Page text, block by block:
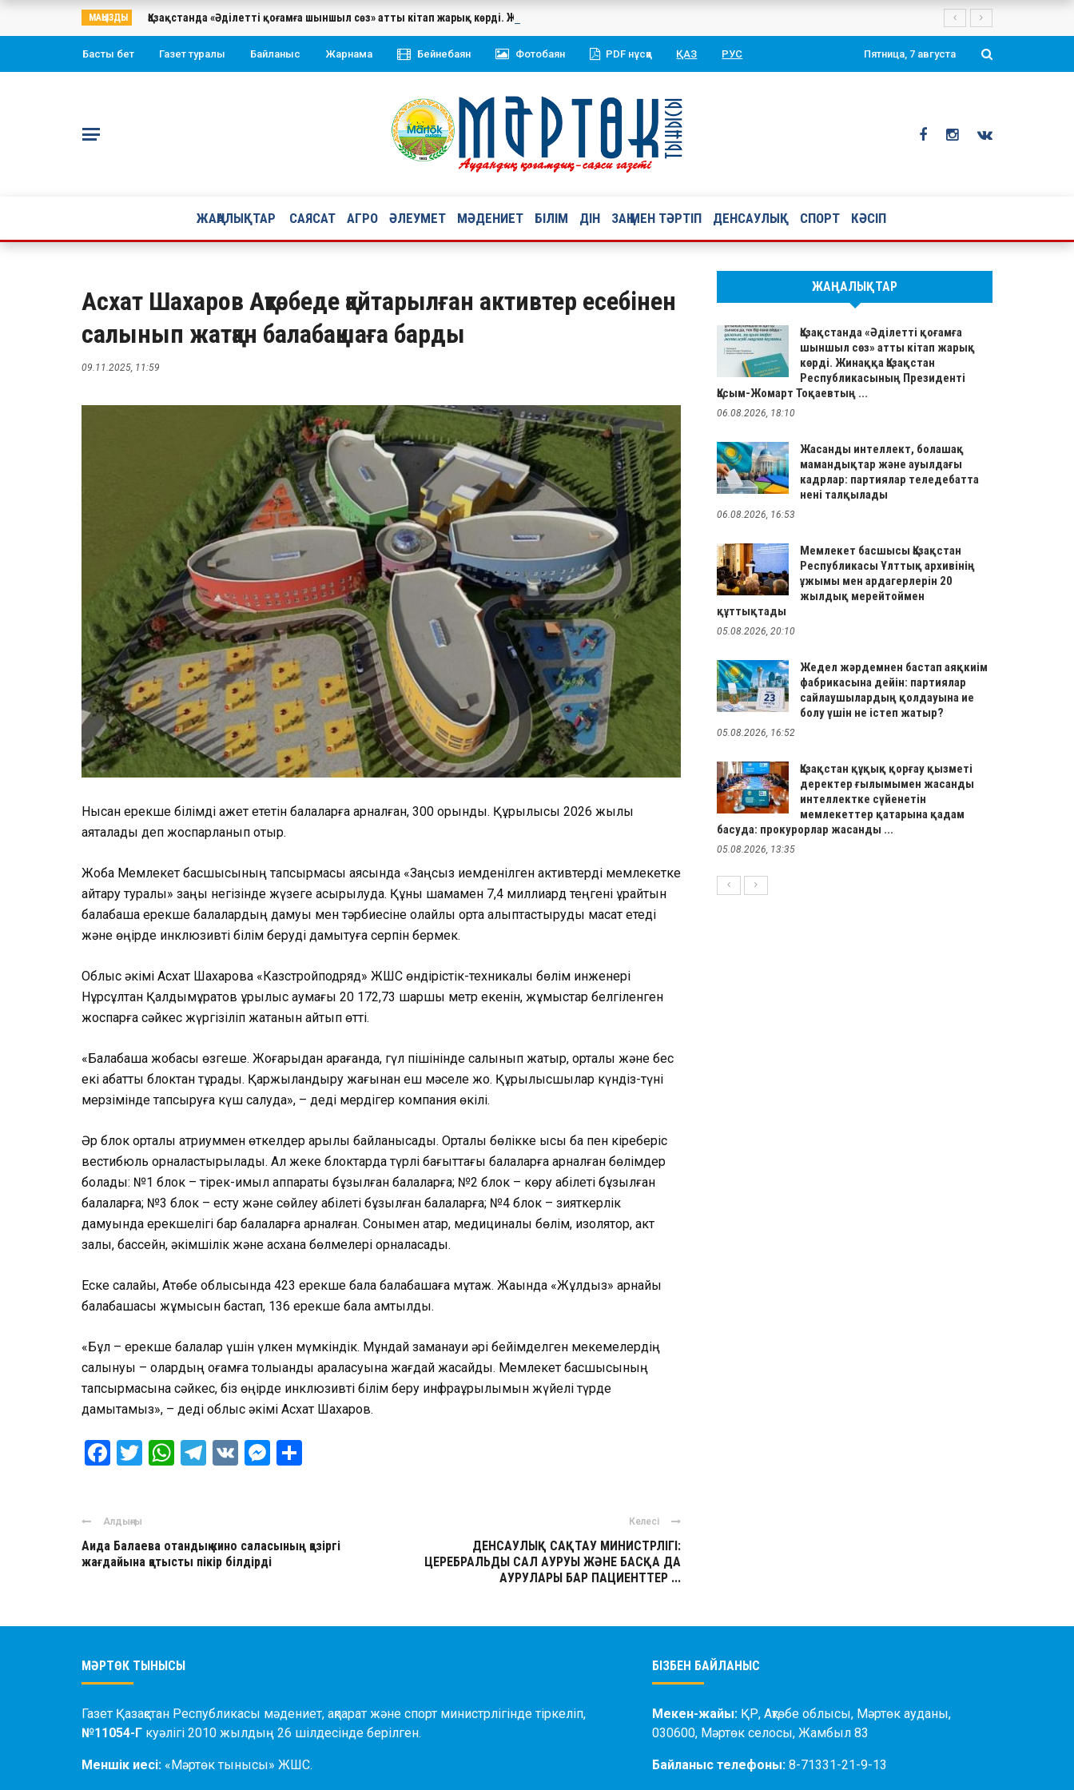
МАҢЫЗДЫ Қазақстанда «Әділетті қоғамға шыншыл сөз» атты кітап жарық көрді. Жинаққа Қазақстан Республикасының Президенті Қасым-Жомарт Тоқаевтың таңдаулы ой-тұжырымдары мен
Басты бет Газет туралы Байланыс Жарнама Бейнебаян Фотобаян PDF нұсқа ҚАЗ РУС Пятница, 7 августа
ЖАҢАЛЫҚТАР САЯСАТ АГРО ӘЛЕУМЕТ МӘДЕНИЕТ БІЛІМ ДІН ЗАҢ МЕН ТӘРТІП ДЕНСАУЛЫҚ СПОРТ КӘСІП
Асхат Шахаров Ақтөбеде қайтарылған активтер есебінен
салынып жатқан балабақшаға барды
09.11.2025, 11:59
Нысан ерекше білімді қажет ететін балаларға арналған, 300 орындық. Құрылысы 2026 жылы
аяқталады деп жоспарланып отыр.
Жоба Мемлекет басшысының тапсырмасы аясында «Заңсыз иемденілген активтерді мемлекетке
қайтару туралы» заңы негізінде жүзеге асырылуда. Құны шамамен 7,4 миллиард теңгені құрайтын
балабақша ерекше балалардың дамуы мен тәрбиесіне қолайлы орта қалыптастыруды мақсат етеді
және өңірде инклюзивті білім беруді дамытуға серпін бермек.
Облыс әкімі Асхат Шахаровқа «Казстройподряд» ЖШС өндірістік-техникалық бөлім инженері
Нұрсұлтан Қалдымұратов құрылыс аумағы 20 172,73 шаршы метр екенін, жұмыстар белгіленген
жоспарға сәйкес жүргізіліп жатқанын айтып өтті.
«Балабақша жобасы өзгеше. Жоғарыдан қарағанда, гүл пішінінде салынып жатыр, орталық және бес
екі қабатты блоктан тұрады. Қаржыландыру жағынан еш мәселе жоқ. Құрылысшылар күндіз-түні
мерзімінде тапсыруға күш салуда», – деді мердігер компания өкілі.
Әр блок орталық атриуммен өткелдер арқылы байланысады. Орталық бөлікке қысқы бақ пен кіреберіс
вестибюль орналастырылады. Ал жеке блоктарда түрлі бағыттағы балаларға арналған бөлімдер
болады: №1 блок – тірек-қимыл аппараты бұзылған балаларға; №2 блок – көру қабілеті бұзылған
балаларға; №3 блок – есту және сөйлеу қабілеті бұзылған балаларға; №4 блок – зияткерлік
дамуында ерекшелігі бар балаларға арналған. Сонымен қатар, медициналық бөлім, изолятор, акт
залы, бассейн, әкімшілік және асхана бөлмелері орналасады.
Еске салайық, Ақтөбе облысында 423 ерекше бала балабақшаға мұқтаж. Жақында «Жұлдыз» арнайы
балабақшасы жұмысын бастап, 136 ерекше бала қамтылды.
«Бұл – ерекше балалар үшін үлкен мүмкіндік. Мұндай заманауи әрі бейімделген мекемелердің
салынуы – олардың қоғамға толыққанды араласуына жағдай жасайды. Мемлекет басшысының
тапсырмасына сәйкес, біз өңірде инклюзивті білім беру инфрақұрылымын жүйелі түрде
дамытамыз», – деді облыс әкімі Асхат Шахаров.
Facebook
Twitter
WhatsApp
Telegram
VK Messenger
Алдыңғы
Аида Балаева отандық кино саласының қазіргі
жағдайына қатысты пікір білдірді
Келесі
ДЕНСАУЛЫҚ САҚТАУ МИНИСТРЛІГІ:
ЦЕРЕБРАЛЬДЫ САЛ АУРУЫ ЖӘНЕ БАСҚА ДА
АУРУЛАРЫ БАР ПАЦИЕНТТЕР ...
ЖАҢАЛЫҚТАР
Қазақстанда «Әділетті қоғамға
шыншыл сөз» атты кітап жарық
көрді. Жинаққа Қазақстан
Республикасының Президенті
Қасым-Жомарт Тоқаевтың ...
06.08.2026, 18:10
Жасанды интеллект, болашақ
мамандықтар және ауылдағы
кадрлар: партиялар теледебатта
нені талқылады
06.08.2026, 16:53
Мемлекет басшысы Қазақстан
Республикасы Ұлттық архивінің
ұжымы мен ардагерлерін 20
жылдық мерейтоймен
құттықтады
05.08.2026, 20:10
Жедел жәрдемнен бастап аяқкиім
фабрикасына дейін: партиялар
сайлаушылардың қолдауына ие
болу үшін не істеп жатыр?
05.08.2026, 16:52
Қазақстан құқық қорғау қызметі
деректер ғылымымен жасанды
интеллектке сүйенетін
мемлекеттер қатарына қадам
басуда: прокурорлар жасанды ...
05.08.2026, 13:35
МӘРТӨК ТЫНЫСЫ
Газет Қазақстан Республикасы мәдениет, ақпарат және спорт министрлігінде тіркеліп,
№11054-Г куәлігі 2010 жылдың 26 шілдесінде берілген.
Меншік иесі: «Мәртөк тынысы» ЖШС.
БІЗБЕН БАЙЛАНЫС
Мекен-жайы: ҚР, Ақтөбе облысы, Мәртөк ауданы,
030600, Мәртөк селосы, Жамбыл 83
Байланыс телефоны: 8-71331-21-9-13